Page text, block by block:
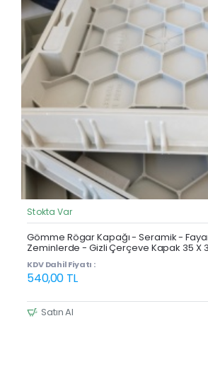
Stokta Var
Gömme Rögar Kapağı - Seramik -
Zeminlerde - Gizli Çerçeve Kapak 35 X
KDV Dahil Fiyatı :
540,00 TL
Satın Al